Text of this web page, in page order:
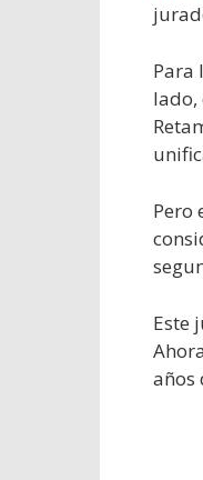
Para
lado,
Pero
Este
años